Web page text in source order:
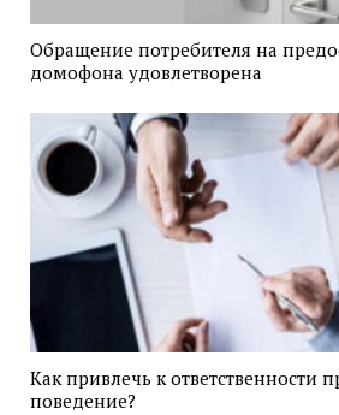
Обращение потребителя на
домофона удовлетворена
Как привлечь к ответственности
поведение?